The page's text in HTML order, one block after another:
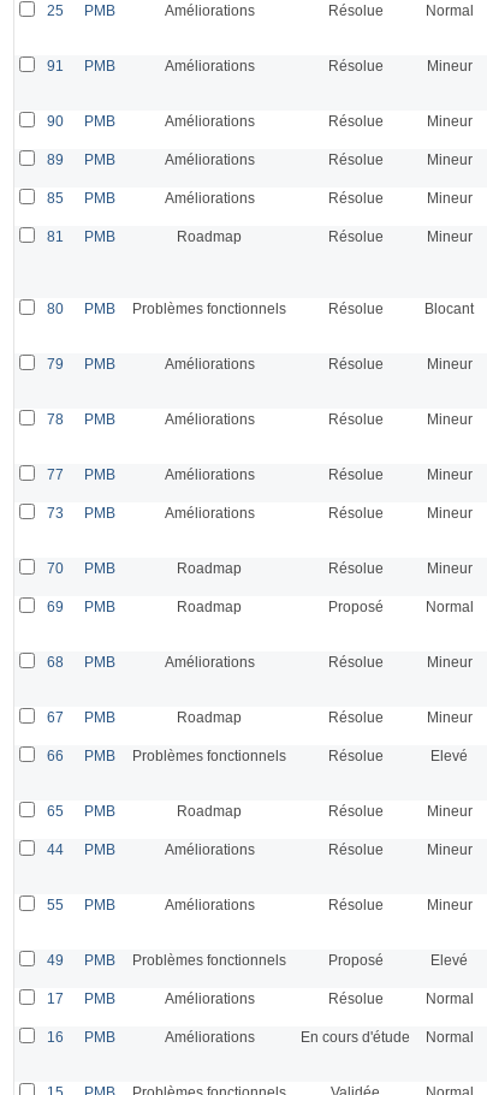
25 PMB Améliorations Résolue Normal
91 PMB Améliorations Résolue Mineur
90 PMB Améliorations Résolue Mineur
89 PMB Améliorations Résolue Mineur
85 PMB Améliorations Résolue Mineur
81 PMB Roadmap Résolue Mineur
80 PMB Problèmes fonctionnels Résolue Blocant
79 PMB Améliorations Résolue Mineur
78 PMB Améliorations Résolue Mineur
77 PMB Améliorations Résolue Mineur
73 PMB Améliorations Résolue Mineur
70 PMB Roadmap Résolue Mineur
69 PMB Roadmap Proposé Normal
68 PMB Améliorations Résolue Mineur
67 PMB Roadmap Résolue Mineur
66 PMB Problèmes fonctionnels Résolue Elevé
65 PMB Roadmap Résolue Mineur
44 PMB Améliorations Résolue Mineur
55 PMB Améliorations Résolue Mineur
49 PMB Problèmes fonctionnels Proposé Elevé
17 PMB Améliorations Résolue Normal
16 PMB Améliorations En cours d'étude Normal